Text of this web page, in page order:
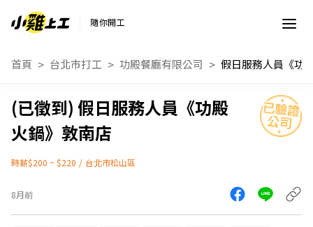
隨你開工
首頁 台北市打工 功殿餐廳有限公司
假日服務人員《功殿
火鍋》敦南店
時薪$200 ~ $220 / 台北市松山區
8月前